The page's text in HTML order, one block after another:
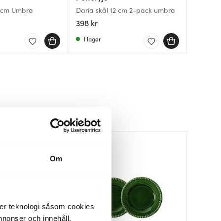
Om
teknologi såsom cookies
och innehåll,
Umbra Daria skål 12 cm 2-pack umbra
398 kr
I lager